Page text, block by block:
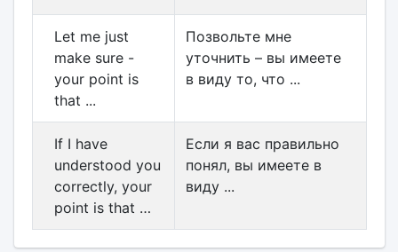
Let me just
make sure -
your point is
that ...
Позвольте мне
уточнить – вы имеете
в виду то, что ...
If I have
understood you
correctly, your
point is that …
Если я вас правильно
понял, вы имеете в
виду ...